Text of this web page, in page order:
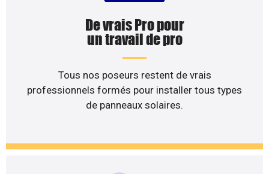
De vrais Pro pour
un travail de pro
Tous nos poseurs restent de vrais
professionnels formés pour installer tous types
de panneaux solaires.